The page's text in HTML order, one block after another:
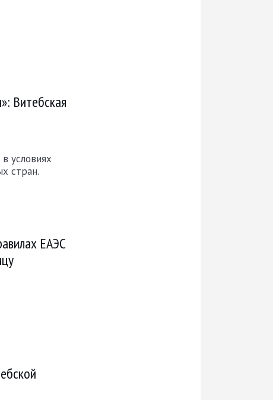
Витебская
условиях
стран.
ЕАЭС